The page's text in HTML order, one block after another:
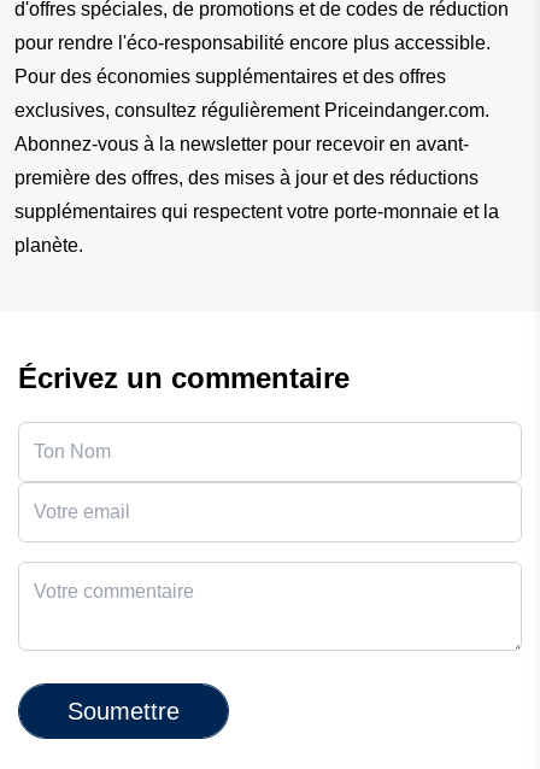
d'offres spéciales, de promotions et de codes de réduction
pour rendre l'éco-responsabilité encore plus accessible.
Pour des économies supplémentaires et des offres
exclusives, consultez régulièrement Priceindanger.com.
Abonnez-vous à la newsletter pour recevoir en avant-
première des offres, des mises à jour et des réductions
supplémentaires qui respectent votre porte-monnaie et la
planète.
Écrivez un commentaire
Soumettre